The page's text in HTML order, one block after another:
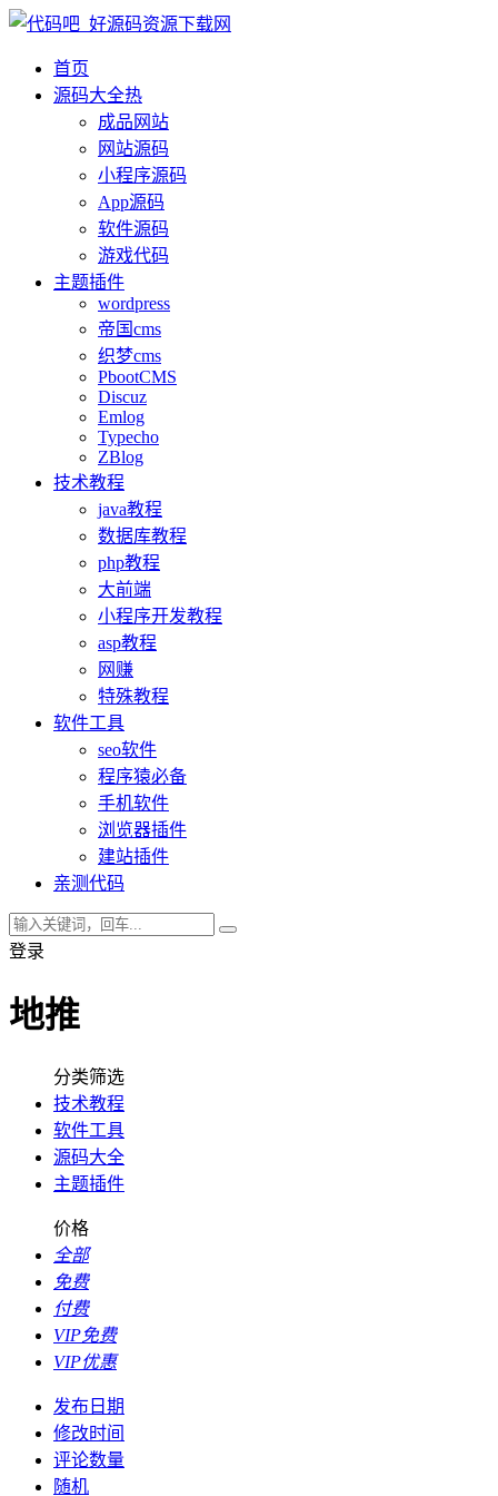
首页
源码大全热
成品网站
网站源码
小程序源码
App源码
软件源码
游戏代码
主题插件
wordpress
帝国cms
织梦cms
PbootCMS
Discuz
Emlog
Typecho
ZBlog
技术教程
java教程
数据库教程
php教程
大前端
小程序开发教程
asp教程
网赚
特殊教程
软件工具
seo软件
程序猿必备
手机软件
浏览器插件
建站插件
亲测代码
登录
地推
分类筛选
技术教程
软件工具
源码大全
主题插件
价格
全部
免费
付费
VIP免费
VIP优惠
发布日期
修改时间
评论数量
随机